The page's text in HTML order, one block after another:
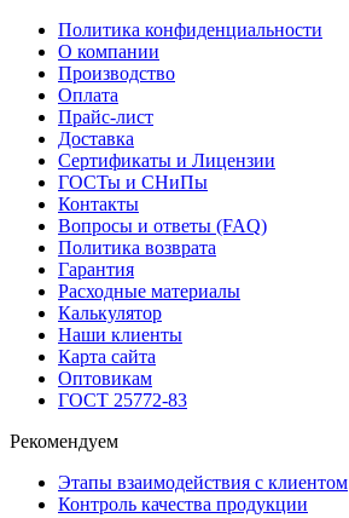
Политика конфиденциальности
О компании
Производство
Оплата
Прайс-лист
Доставка
Сертификаты и Лицензии
ГОСТы и СНиПы
Контакты
Вопросы и ответы (FAQ)
Политика возврата
Гарантия
Расходные материалы
Калькулятор
Наши клиенты
Карта сайта
Оптовикам
ГОСТ 25772-83
Рекомендуем
Этапы взаимодействия с клиентом
Контроль качества продукции